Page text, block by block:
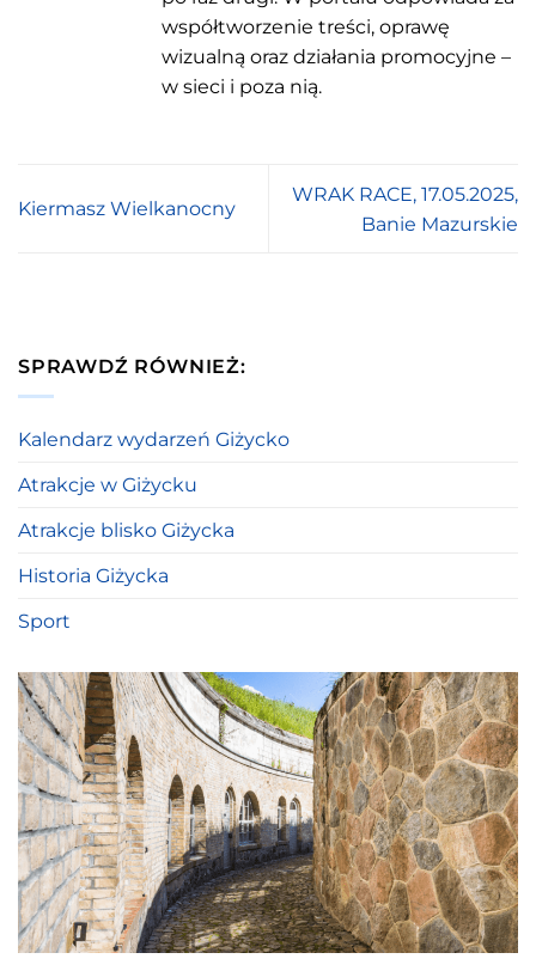
współtworzenie treści, oprawę
wizualną oraz działania promocyjne –
w sieci i poza nią.
Kiermasz Wielkanocny
WRAK RACE, 17.05.2025,
Banie Mazurskie
SPRAWDŹ RÓWNIEŻ:
Kalendarz wydarzeń Giżycko
Atrakcje w Giżycku
Atrakcje blisko Giżycka
Historia Giżycka
Sport